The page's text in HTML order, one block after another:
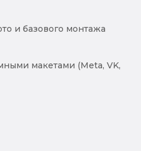
и базового монтажа
макетами (Meta, VK,